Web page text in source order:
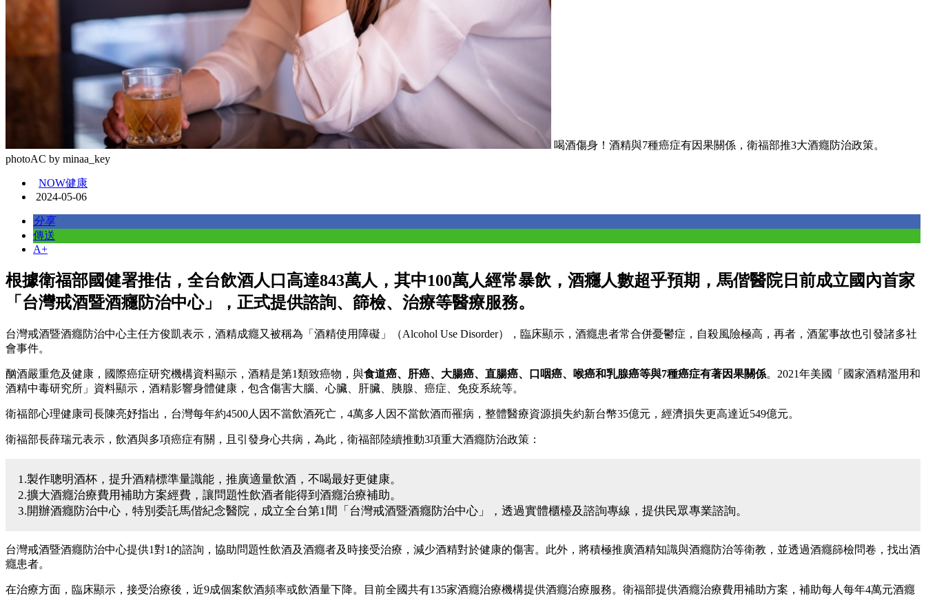
喝酒傷身！酒精與7種癌症有因果關係，衛福部推3大酒癮防治政策。
photoAC by minaa_key
NOW健康
2024-05-06
分享
傳送
A+
根據衛福部國健署推估，全台飲酒人口高達843萬人，其中100萬人經常暴飲，酒癮人數超乎預期，馬偕醫院日前成立國內首家
「台灣戒酒暨酒癮防治中心」，正式提供諮詢、篩檢、治療等醫療服務。
台灣戒酒暨酒癮防治中心主任方俊凱表示，酒精成癮又被稱為「酒精使用障礙」（Alcohol Use Disorder），臨床顯示，酒癮患者常合併憂鬱症，自殺風險極高，再者，酒駕事故也引發諸多社
會事件。
酗酒嚴重危及健康，國際癌症研究機構資料顯示，酒精是第1類致癌物，與食道癌、肝癌、大腸癌、直腸癌、口咽癌、喉癌和乳腺癌等與7種癌症有著因果關係。2021年美國「國家酒精濫用和
酒精中毒研究所」資料顯示，酒精影響身體健康，包含傷害大腦、心臟、肝臟、胰腺、癌症、免疫系統等。
衛福部心理健康司長陳亮妤指出，台灣每年約4500人因不當飲酒死亡，4萬多人因不當飲酒而罹病，整體醫療資源損失約新台幣35億元，經濟損失更高達近549億元。
衛福部長薛瑞元表示，飲酒與多項癌症有關，且引發身心共病，為此，衛福部陸續推動3項重大酒癮防治政策：
1.製作聰明酒杯，提升酒精標準量識能，推廣適量飲酒，不喝最好更健康。
2.擴大酒癮治療費用補助方案經費，讓問題性飲酒者能得到酒癮治療補助。
3.開辦酒癮防治中心，特別委託馬偕紀念醫院，成立全台第1間「台灣戒酒暨酒癮防治中心」，透過實體櫃檯及諮詢專線，提供民眾專業諮詢。
台灣戒酒暨酒癮防治中心提供1對1的諮詢，協助問題性飲酒及酒癮者及時接受治療，減少酒精對於健康的傷害。此外，將積極推廣酒精知識與酒癮防治等衛教，並透過酒癮篩檢問卷，找出酒
癮患者。
在治療方面，臨床顯示，接受治療後，近9成個案飲酒頻率或飲酒量下降。目前全國共有135家酒癮治療機構提供酒癮治療服務。衛福部提供酒癮治療費用補助方案，補助每人每年4萬元酒癮